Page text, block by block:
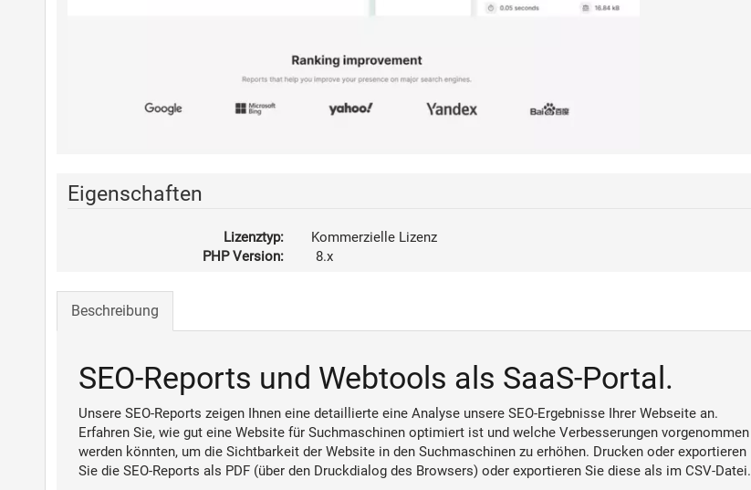
Eigenschaften
Lizenztyp:
Kommerzielle Lizenz
PHP Version:
8.x
Beschreibung
SEO-Reports und Webtools als SaaS-Portal.
Unsere SEO-Reports zeigen Ihnen eine detaillierte eine Analyse unsere SEO-Ergebnisse Ihrer Webseite an.
Erfahren Sie, wie gut eine Website für Suchmaschinen optimiert ist und welche Verbesserungen vorgenommen
werden könnten, um die Sichtbarkeit der Website in den Suchmaschinen zu erhöhen. Drucken oder exportieren
Sie die SEO-Reports als PDF (über den Druckdialog des Browsers) oder exportieren Sie diese als im CSV-Datei.